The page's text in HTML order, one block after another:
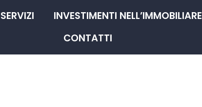
SERVIZI INVESTIMENTI NELL’IMMOBILIARE
CONTATTI